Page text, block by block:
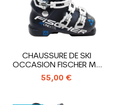
CHAUSSURE DE SKI
OCCASION FISCHER MY
ONE 80 XTR
55,00 €